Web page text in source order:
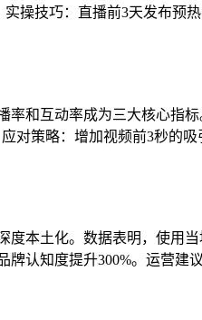
操技巧：直播前3天发布预
和互动率成为三大核心指
策略：增加视频前3秒的
本土化。数据表明，使用
认知度提升300%。运营建